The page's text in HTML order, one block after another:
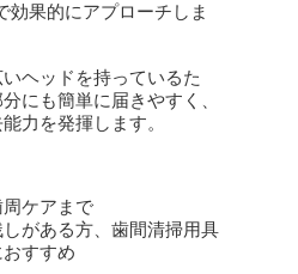
効果的にアプローチしま
ヘッドを持っているた
にも簡単に届きやすく、
力を発揮します。
ケアまで
がある方、歯間清掃用具
すすめ